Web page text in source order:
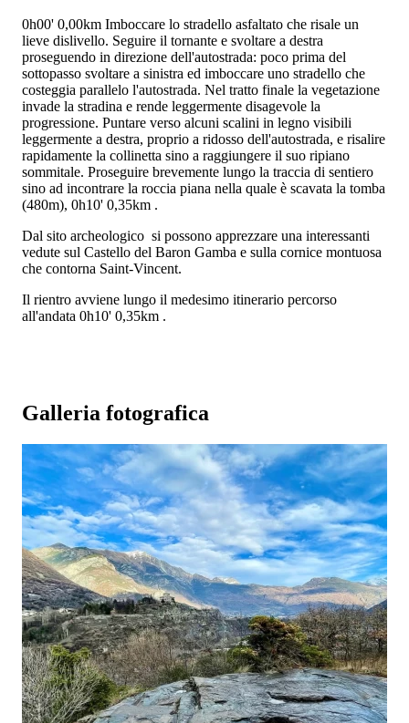
0h00' 0,00km Imboccare lo stradello asfaltato che risale un
lieve dislivello. Seguire il tornante e svoltare a destra
proseguendo in direzione dell'autostrada: poco prima del
sottopasso svoltare a sinistra ed imboccare uno stradello che
costeggia parallelo l'autostrada. Nel tratto finale la vegetazione
invade la stradina e rende leggermente disagevole la
progressione. Puntare verso alcuni scalini in legno visibili
leggermente a destra, proprio a ridosso dell'autostrada, e risalire
rapidamente la collinetta sino a raggiungere il suo ripiano
sommitale. Proseguire brevemente lungo la traccia di sentiero
sino ad incontrare la roccia piana nella quale è scavata la tomba
(480m), 0h10' 0,35km .
Dal sito archeologico si possono apprezzare una interessanti
vedute sul Castello del Baron Gamba e sulla cornice montuosa
che contorna Saint-Vincent.
Il rientro avviene lungo il medesimo itinerario percorso
all'andata 0h10' 0,35km .
Galleria fotografica